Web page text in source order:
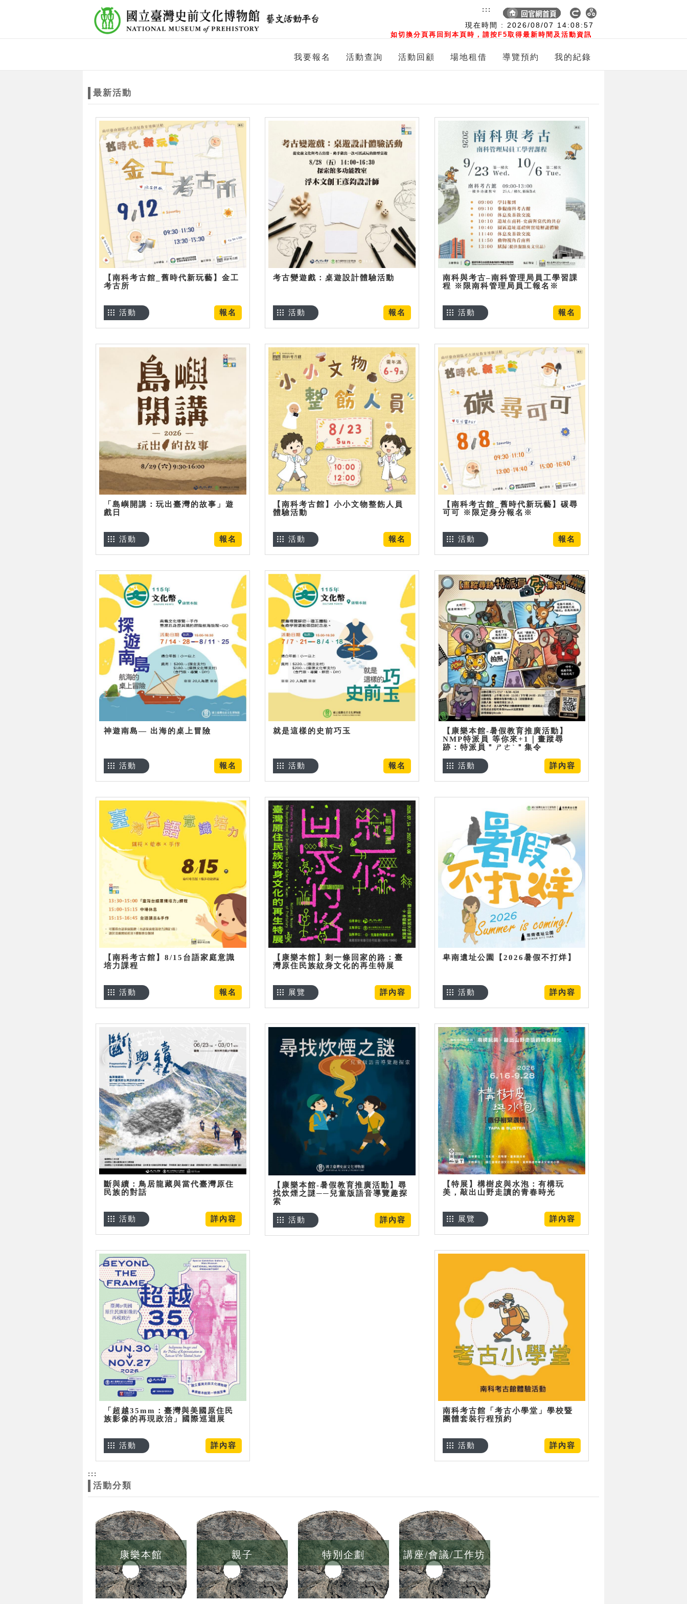
現在時間 : 2026/08/07 14:08:58
如切換分頁再回到本頁時，請按F5取得最新時間及活動資訊
:::
我要報名 活動查詢 活動回顧 場地租借 導覽預約 我的紀錄
最新活動
【南科考古館_舊時代新玩藝】金工
考古所
報名
活動
考古變遊戲：桌遊設計體驗活動
報名
活動
南科與考古–南科管理局員工學習課
程 ※限南科管理局員工報名※
報名
活動
「島嶼開講：玩出臺灣的故事」遊
戲日
報名
活動
【南科考古館】小小文物整飭人員
體驗活動
報名
活動
【南科考古館_舊時代新玩藝】碳尋
可可 ※限定身分報名※
報名
活動
神遊南島— 出海的桌上冒險
報名
活動
就是這樣的史前巧玉
報名
活動
【康樂本館-暑假教育推廣活動】
NMP特派員 等你來+1｜畫蹤尋
跡：特派員＂ㄕㄜˋ＂集令
詳內容
活動
【南科考古館】8/15台語家庭意識
培力課程
報名
活動
【康樂本館】刺一條回家的路：臺
灣原住民族紋身文化的再生特展
詳內容
展覽
卑南遺址公園【2026暑假不打烊】
詳內容
活動
斷與續：鳥居龍藏與當代臺灣原住
民族的對話
詳內容
活動
【康樂本館-暑假教育推廣活動】尋
找炊煙之謎──兒童版語音導覽趣探
索
詳內容
活動
【特展】構樹皮與水泡：有構玩
美，敲出山野走讀的青春時光
詳內容
展覽
「超越35mm：臺灣與美國原住民
族影像的再現政治」國際巡迴展
詳內容
活動
南科考古館「考古小學堂」學校暨
團體套裝行程預約
詳內容
活動
:::
活動分類
康樂本館 親子 特別企劃 講座/會議/工作坊